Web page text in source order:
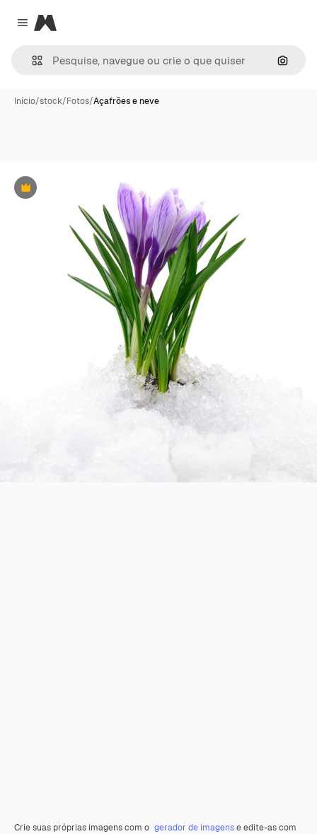
Close menu
Magnific
Início/stock/Fotos/Açafrões e neve
Premium
Crie suas próprias imagens com o gerador de imagense edite-as com